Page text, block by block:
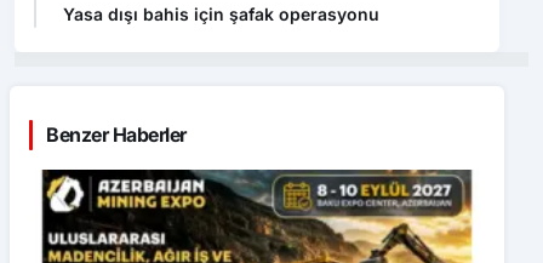
Yasa dışı bahis için şafak operasyonu
Benzer Haberler